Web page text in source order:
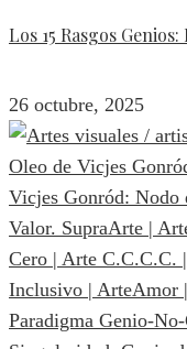
Los 15 Rasgos
26 octubre, 2025